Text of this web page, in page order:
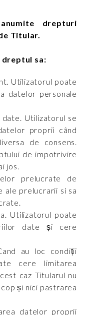
drepturi
Titular.
sa:
Utilizatorul poate
datelor personale
Utilizatorul se
proprii când
de consens.
de impotrivire
jos.
prelucrate de
ale prelucrarii si sa
Utilizatorul poate
date și cere
au loc condiții
cere limitarea
caz Titularul nu
și nici pastrarea
datelor proprii